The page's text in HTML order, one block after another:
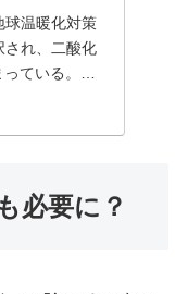
球温暖化対策
され、二酸化
ている。太
必要に？